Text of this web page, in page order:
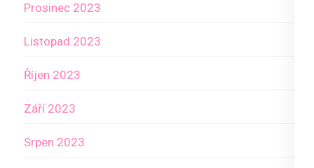
Prosinec 2023
Listopad 2023
Říjen 2023
Září 2023
Srpen 2023